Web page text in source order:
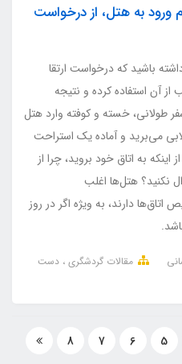
به هتل، از درخواست
باشید که درخواست ارتقا
آن استفاده کرده‌ و نتیجه
طولانی، خسته و کوفته وارد هتل
می‌برید و آماده یک استراحت
به اتاق خود بروید، چرا از
نکنید؟ هتل‌ها اغلب
دارند، به ویژه اگر در روز
مقالات گردشگری دست
5
6
7
8